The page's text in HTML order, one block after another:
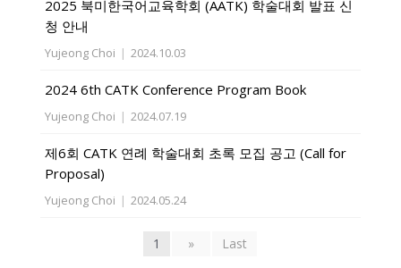
2025 북미한국어교육학회 (AATK) 학술대회 발표 신
청 안내
Yujeong Choi | 2024.10.03
2024 6th CATK Conference Program Book
Yujeong Choi | 2024.07.19
제6회 CATK 연례 학술대회 초록 모집 공고 (Call for
Proposal)
Yujeong Choi | 2024.05.24
1 » Last